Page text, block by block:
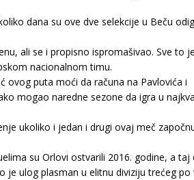
dana su ove dve selekcije u Beču
ali se i propisno ispromašivao. Sve to
nacionalnom timu.
ovog puta moći da računa na Pavlovića i
mogao naredne sezone da igra u
ukoliko i jedan i drugi ovaj meč
su Orlovi ostvarili 2016. godine, a taj
ulog plasman u elitnu diviziju trećeg po